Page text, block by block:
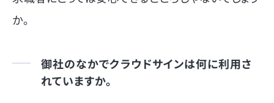
か。
御社のなかでクラウドサインは何に利用さ
れていますか。